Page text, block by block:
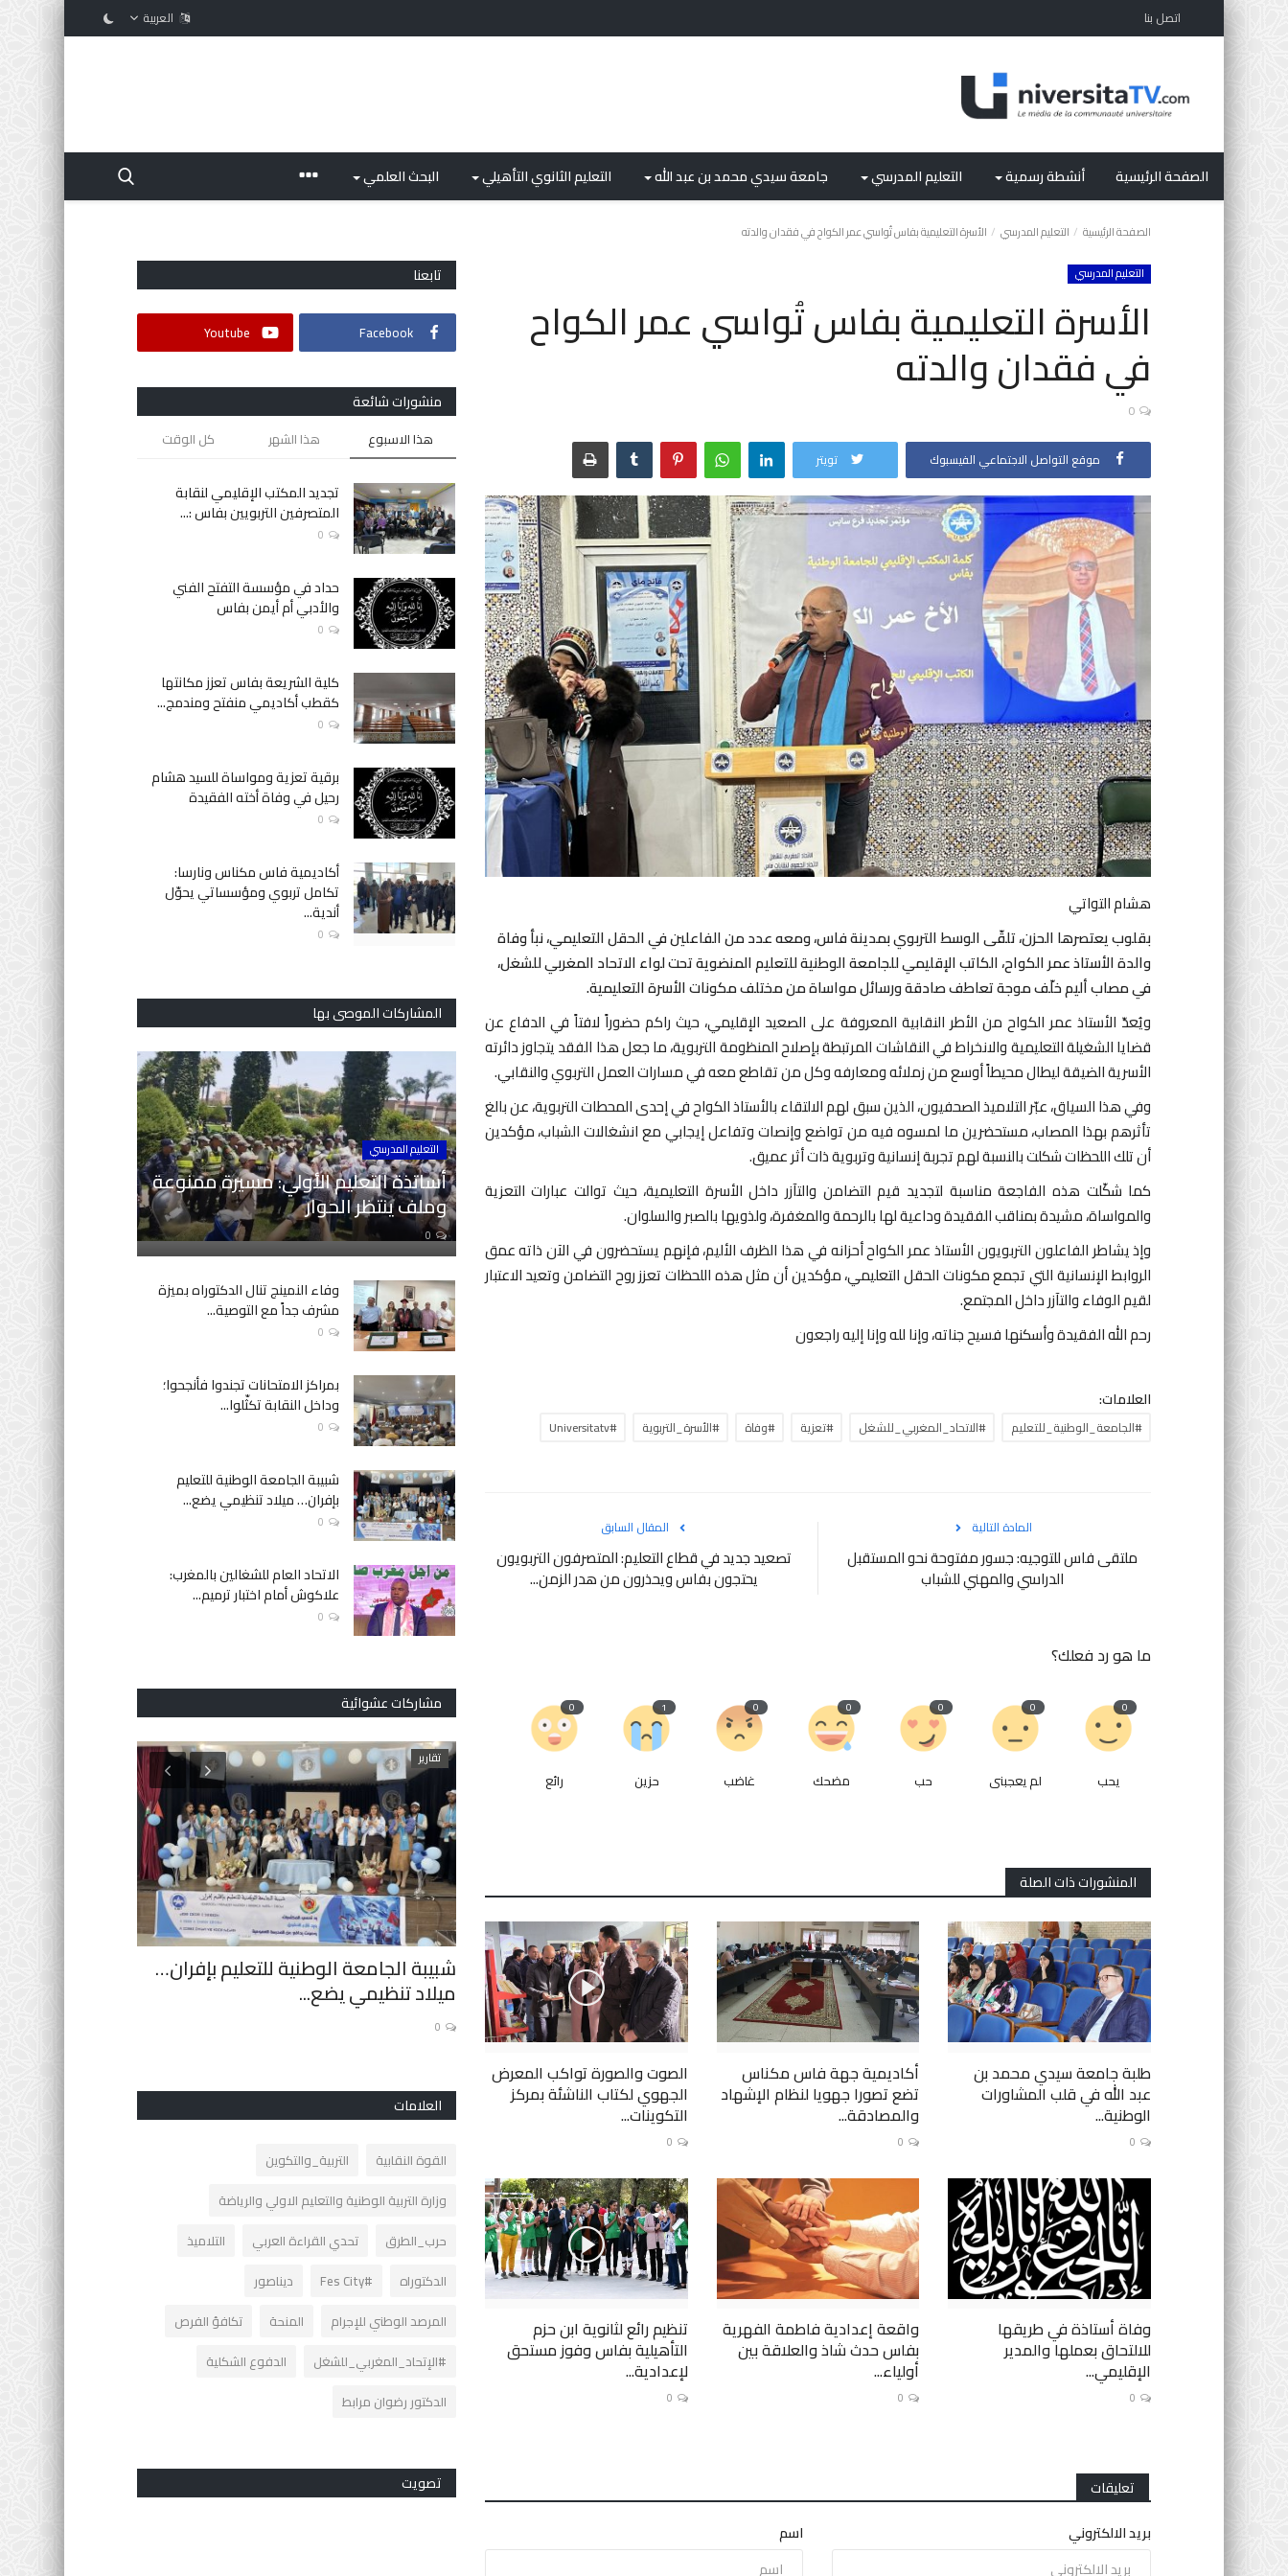
اتصل بنا العربية
الصفحة الرئيسية أنشطة رسمية التعليم المدرسي جامعة سيدي محمد بن عبد الله التعليم الثانوي التأهيلي البحث العلمي
الصفحة الرئيسية التعليم المدرسي الأسرة التعليمية بفاس تُواسي عمر الكواح في فقدان والدته
التعليم المدرسي
الأسرة التعليمية بفاس تُواسي عمر الكواح
في فقدان والدته
0
موقع التواصل الاجتماعي الفيسبوك تويتر
هشام التواتي
بقلوب يعتصرها الحزن، تلقّى الوسط التربوي بمدينة فاس، ومعه عدد من الفاعلين في الحقل التعليمي، نبأ وفاة
والدة الأستاذ عمر الكواح، الكاتب الإقليمي للجامعة الوطنية للتعليم المنضوية تحت لواء الاتحاد المغربي للشغل،
في مصاب أليم خلّف موجة تعاطف صادقة ورسائل مواساة من مختلف مكونات الأسرة التعليمية.
ويُعدّ الأستاذ عمر الكواح من الأطر النقابية المعروفة على الصعيد الإقليمي، حيث راكم حضوراً لافتاً في الدفاع عن
قضايا الشغيلة التعليمية والانخراط في النقاشات المرتبطة بإصلاح المنظومة التربوية، ما جعل هذا الفقد يتجاوز دائرته
الأسرية الضيقة ليطال محيطاً أوسع من زملائه ومعارفه وكل من تقاطع معه في مسارات العمل التربوي والنقابي.
وفي هذا السياق، عبّر التلاميذ الصحفيون، الذين سبق لهم الالتقاء بالأستاذ الكواح في إحدى المحطات التربوية، عن بالغ
تأثرهم بهذا المصاب، مستحضرين ما لمسوه فيه من تواضع وإنصات وتفاعل إيجابي مع انشغالات الشباب، مؤكدين
أن تلك اللحظات شكلت بالنسبة لهم تجربة إنسانية وتربوية ذات أثر عميق.
كما شكّلت هذه الفاجعة مناسبة لتجديد قيم التضامن والتآزر داخل الأسرة التعليمية، حيث توالت عبارات التعزية
والمواساة، مشيدة بمناقب الفقيدة وداعية لها بالرحمة والمغفرة، ولذويها بالصبر والسلوان.
وإذ يشاطر الفاعلون التربويون الأستاذ عمر الكواح أحزانه في هذا الظرف الأليم، فإنهم يستحضرون في الآن ذاته عمق
الروابط الإنسانية التي تجمع مكونات الحقل التعليمي، مؤكدين أن مثل هذه اللحظات تعزز روح التضامن وتعيد الاعتبار
لقيم الوفاء والتآزر داخل المجتمع.
رحم الله الفقيدة وأسكنها فسيح جناته، وإنا لله وإنا إليه راجعون
العلامات:
#الجامعة_الوطنية_للتعليم #الاتحاد_المغربي_للشغل #تعزية #وفاة #الأسرة_التربوية #Universitatv
المقال السابق
تصعيد جديد في قطاع التعليم: المتصرفون التربويون
يحتجون بفاس ويحذرون من هدر الزمن...
المادة التالية
ملتقى فاس للتوجيه: جسور مفتوحة نحو المستقبل
الدراسي والمهني للشباب
ما هو رد فعلك؟
0
يحب
0
لم يعجبنى
0
حب
0
مضحك
0
غاضب
1
حزين
0
رائع
المنشورات ذات الصلة
طلبة جامعة سيدي محمد بن
عبد الله في قلب المشاورات
الوطنية...
0
أكاديمية جهة فاس مكناس
تضع تصورا جهويا لنظام الإشهاد
والمصادقة...
0
الصوت والصورة تواكب المعرض
الجهوي لكتاب الناشئة بمركز
التكوينات...
0
وفاة أستاذة في طريقها
للالتحاق بعملها والمدير
الإقليمي...
0
واقعة إعدادية فاطمة الفهرية
بفاس حدث شاذ والعلاقة بين
أولياء...
0
تنظيم رائع لثانوية ابن حزم
التأهيلية بفاس وفوز مستحق
لإعدادية...
0
تعليقات
اسم
بريد الالكتروني
تابعنا
Facebook
Youtube
منشورات شائعة
هذا الاسبوع هذا الشهر كل الوقت
تجديد المكتب الإقليمي لنقابة
المتصرفين التربويين بفاس :...
0
حداد في مؤسسة التفتح الفني
والأدبي أم أيمن بفاس
0
كلية الشريعة بفاس تعزز مكانتها
كقطب أكاديمي منفتح ومندمج...
0
برقية تعزية ومواساة للسيد هشام
رحيل في وفاة أخته الفقيدة
0
أكاديمية فاس مكناس ونارسا:
تكامل تربوي ومؤسساتي يحوّل
أندية...
0
المشاركات الموصى بها
التعليم المدرسي
أساتذة التعليم الأولي: مسيرة ممنوعة
وملف ينتظر الحوار
0
وفاء النمينج تنال الدكتوراه بميزة
مشرف جداً مع التوصية...
0
بمراكز الامتحانات تجندوا فأنجحوا؛
وداخل النقابة تكثّلوا...
0
شبيبة الجامعة الوطنية للتعليم
بإفران… ميلاد تنظيمي يضع...
0
الاتحاد العام للشغالين بالمغرب:
علاكوش أمام اختبار ترميم...
0
مشاركات عشوائية
تقارير
شبيبة الجامعة الوطنية للتعليم بإفران…
ميلاد تنظيمي يضع...
0
التعليم الثانوي التأهيلي
بعد سبع ساعات من النقاش، المجلس
الوطني لتنسيقية أساتذة...
1
التعليم الثانوي التأهيلي
إنزال قوي بمكناس لأعضاء المجلس
الوطني لتنسيقية أساتذة التعليم...
1
العلامات
القوة النقابية
التربية_والتكوين
وزارة التربية الوطنية والتعليم الاولي والرياضة
حرب_الطرق
تحدي القراءة العربي
التلاميذ
الدكتوراه
#Fes City
ديناصور
المرصد الوطني للإجرام
المنحة
تكافؤ الفرص
#الإتحاد_المغربي_للشغل
الدفوع الشكلية
الدكتور رضوان مرابط
تصويت